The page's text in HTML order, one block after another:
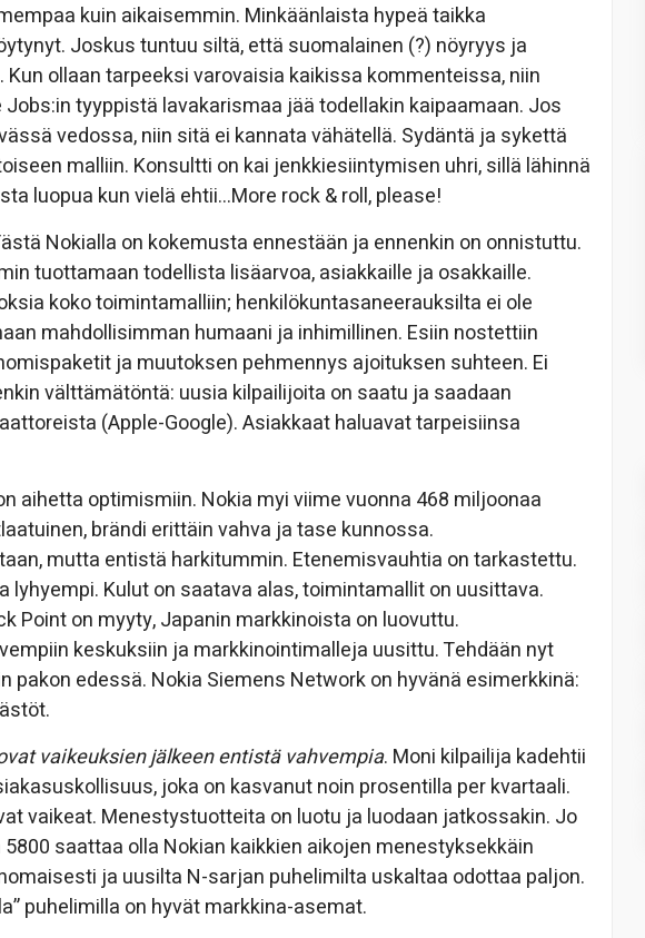
kuin aikaisemmin. Minkäänlaista hypeä taikka
Joskus tuntuu siltä, että suomalainen (?) nöyryys ja
ollaan tarpeeksi varovaisia kaikissa kommenteissa, niin
tyyppistä lavakarismaa jää todellakin kaipaamaan. Jos
vedossa, niin sitä ei kannata vähätellä. Sydäntä ja sykettä
malliin. Konsultti on kai jenkkiesiintymisen uhri, sillä lähinnä
luopua kun vielä ehtii…More rock & roll, please!
Nokialla on kokemusta ennestään ja ennenkin on onnistuttu.
tuottamaan todellista lisäarvoa, asiakkaille ja osakkaille.
koko toimintamalliin; henkilökuntasaneerauksilta ei ole
mahdollisimman humaani ja inhimillinen. Esiin nostettiin
ja muutoksen pehmennys ajoituksen suhteen. Ei
välttämätöntä: uusia kilpailijoita on saatu ja saadaan
(Apple-Google). Asiakkaat haluavat tarpeisiinsa
aihetta optimismiin. Nokia myi viime vuonna 468 miljoonaa
brändi erittäin vahva ja tase kunnossa.
mutta entistä harkitummin. Etenemisvauhtia on tarkastettu.
lyhyempi. Kulut on saatava alas, toimintamallit on uusittava.
Point on myyty, Japanin markkinoista on luovuttu.
keskuksiin ja markkinointimalleja uusittu. Tehdään nyt
pakon edessä. Nokia Siemens Network on hyvänä esimerkkinä:
vaikeuksien jälkeen entistä vahvempia. Moni kilpailija kadehtii
joka on kasvanut noin prosentilla per kvartaali.
vaikeat. Menestystuotteita on luotu ja luodaan jatkossakin. Jo
saattaa olla Nokian kaikkien aikojen menestyksekkäin
ja uusilta N-sarjan puhelimilta uskaltaa odottaa paljon.
puhelimilla on hyvät markkina-asemat.